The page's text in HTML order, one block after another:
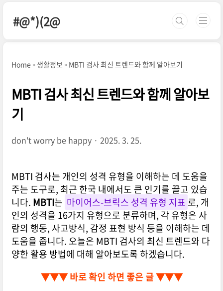
#@*)(2@
Home 생활정보 MBTI 검사 최신 트렌드와 함께 알아보기
MBTI 검사 최신 트렌드와 함께 알아보
기
don't worry be happy 2025. 3. 25.
MBTI 검사는 개인의 성격 유형을 이해하는 데 도움을
주는 도구로, 최근 한국 내에서도 큰 인기를 끌고 있습
니다. MBTI는 마이어스-브릭스 성격 유형 지표 로, 개
인의 성격을 16가지 유형으로 분류하며, 각 유형은 사
람의 행동, 사고방식, 감정 표현 방식 등을 이해하는 데
도움을 줍니다. 오늘은 MBTI 검사의 최신 트렌드와 다
양한 활용 방법에 대해 알아보도록 하겠습니다.
▼▼▼ 바로 확인 하면 좋은 글 ▼▼▼